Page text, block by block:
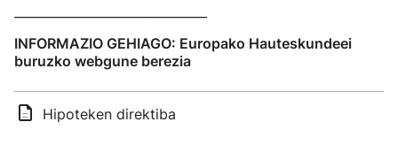
INFORMAZIO GEHIAGO: Europako Hauteskundeei
buruzko webgune berezia
Hipoteken direktiba